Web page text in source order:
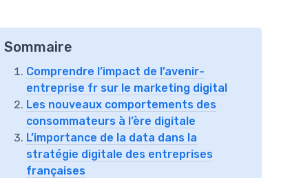
Sommaire
Comprendre l’impact de l’avenir-
entreprise fr sur le marketing digital
Les nouveaux comportements des
consommateurs à l’ère digitale
L’importance de la data dans la
stratégie digitale des entreprises
françaises